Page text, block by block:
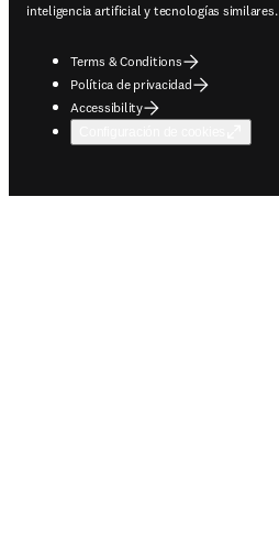
inteligencia artificial y tecnologías similares.
Terms & Conditions
Política de privacidad
Accessibility